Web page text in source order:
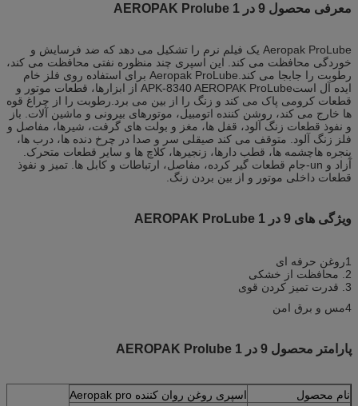
معرفی محصول 9 در 1 AEROPAK Prolube
Aeropak ProLube یک فیلم نرم را تشکیل می دهد که ضد فرسایش و
خوردگی محافظت می کند. این اسپری چند منظوره نفتی محافظت می کند،
رطوبت را جابجا می کند.Aeropak ProLube برای استفاده روی فلز خام
ایده آل استAPK-8340 AEROPAK ProLube از ابزارها، قطعات موتور و
قطعات کرومی پاک می کند و زنگ را از بین می برد.رطوبت را از چراغ قوه
ها خارج می کند، روشن کننده اتومبیل، موتورهای بیرونی و ماشین آلات. باز
و نفوذ قطعات زنگ آلود، قفل ها، مغز و بولت های گرفت، شیرها، مفاصل و
فلز زنگ آلود. متوقف می کند صیقلی سر و صدا در چرخ دنده ها، درب ها،
پنجره هاچشمه ها، قطب دارها، زنجیرها، کلاچ ها و سایر قطعات متحرک.
آزاد و un-جام قطعات گیر کرده، مفاصل، ارتباطات و کابل ها. تمیز و نفوذ
قطعات داخلی موتور و از بین بردن زنگ.
ویژگی های 9 در 1 AEROPAK ProLube
1روغن حرفه ای
2. محافظت از خشکی
3. قدرت تمیز کردن قوی
4مس و برق امن
پارامتر محصول 9 در 1 AEROPAK Prolube
نام محصول
اسپری روغن روان کننده Aeropak pro